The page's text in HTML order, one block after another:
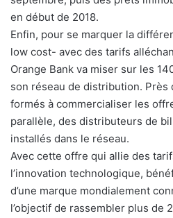
en début de 2018.
Enfin, pour se marquer la
low cost- avec des tarifs
Orange Bank va miser sur les
son réseau de distribution. Près
formés à commercialiser les
parallèle, des distributeurs de
installés dans le réseau.
Avec cette offre qui allie des
l’innovation technologique,
d’une marque mondialement
l’objectif de rassembler plus de